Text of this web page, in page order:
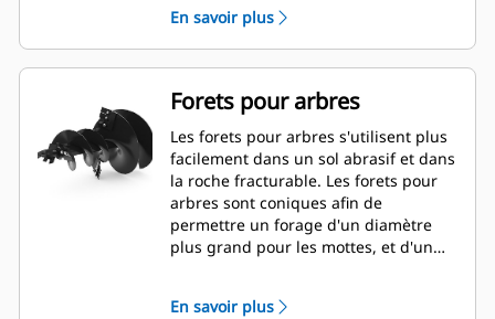
En savoir plus
Forets pour arbres
Les forets pour arbres s'utilisent plus
facilement dans un sol abrasif et dans
la roche fracturable. Les forets pour
arbres sont coniques afin de
permettre un forage d'un diamètre
plus grand pour les mottes, et d'un
En savoir plus